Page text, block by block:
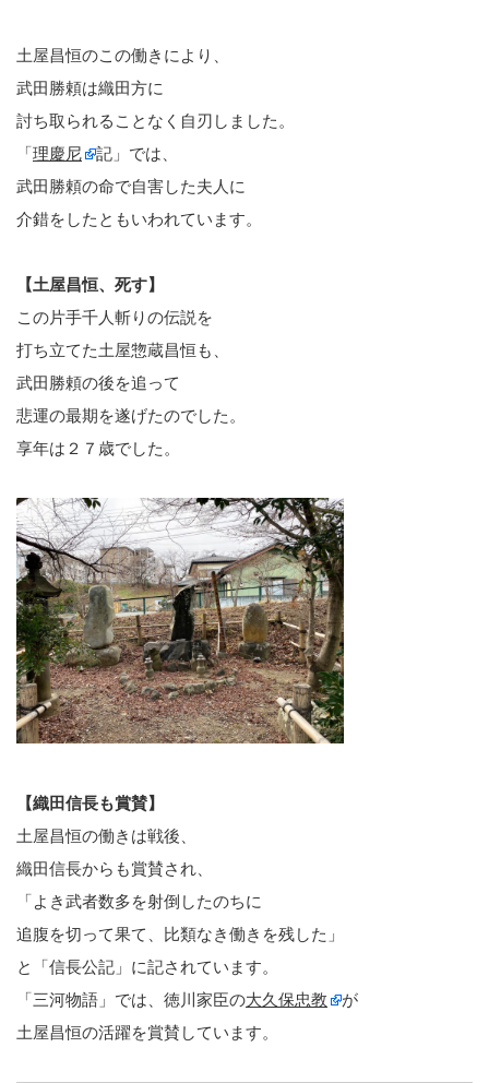
土屋昌恒のこの働きにより、
武田勝頼は織田方に
討ち取られることなく自刃しました。
「理慶尼
記」では、
武田勝頼の命で自害した夫人に
介錯をしたともいわれています。
【土屋昌恒、死す】
この片手千人斬りの伝説を
打ち立てた土屋惣蔵昌恒も、
武田勝頼の後を追って
悲運の最期を遂げたのでした。
享年は２７歳でした。
【織田信長も賞賛】
土屋昌恒の働きは戦後、
織田信長からも賞賛され、
「よき武者数多を射倒したのちに
追腹を切って果て、比類なき働きを残した」
と「信長公記」に記されています。
「三河物語」では、徳川家臣の大久保忠教
が
土屋昌恒の活躍を賞賛しています。